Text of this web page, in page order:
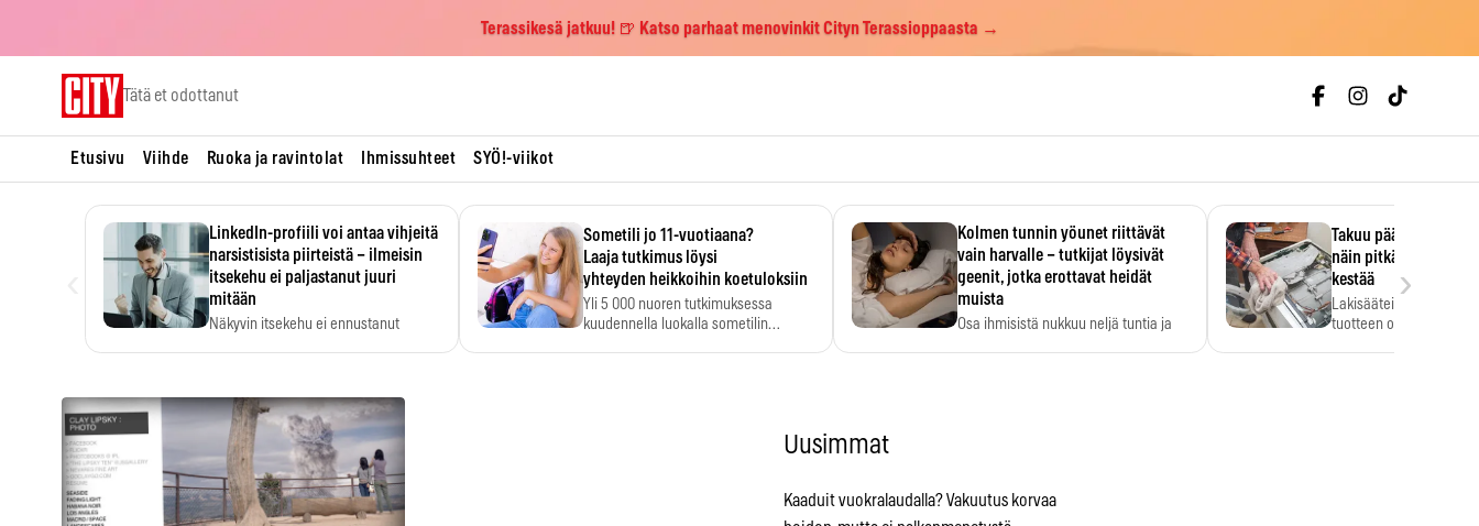
Terassikesä jatkuu! 🍺 Katso parhaat menovinkit Cityn Terassioppaasta →
Tätä et odottanut
Etusivu Viihde Ruoka ja ravintolat Ihmissuhteet SYÖ!-viikot
LinkedIn-profiili voi antaa vihjeitä
narsistisista piirteistä – ilmeisin
itsekehu ei paljastanut juuri
mitään
Näkyvin itsekehu ei ennustanut
Sometili jo 11-vuotiaana?
Laaja tutkimus löysi
yhteyden heikkoihin koetuloksiin
Yli 5 000 nuoren tutkimuksessa
kuudennella luokalla sometilin…
Kolmen tunnin yöunet riittävät
vain harvalle – tutkijat löysivät
geenit, jotka erottavat heidät
muista
Osa ihmisistä nukkuu neljä tuntia ja
Takuu päättyi,
näin pitkään
kestää
Lakisääteinen
tuotteen oletetun
›
Uusimmat
Kaaduit vuokralaudalla? Vakuutus korvaa